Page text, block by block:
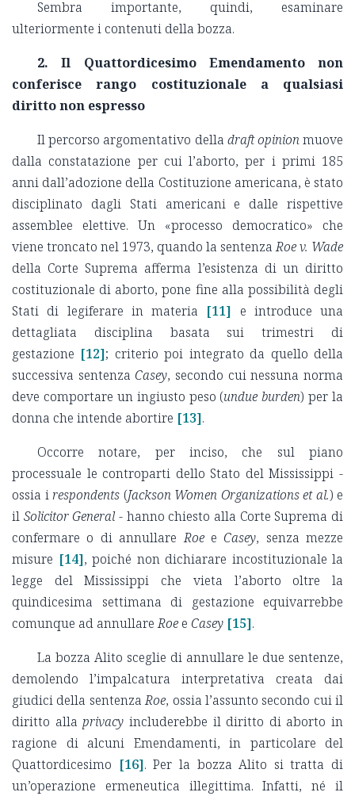
Sembra importante, quindi, esaminare
ulteriormente i contenuti della bozza.
2.
Il Quattordicesimo Emendamento non
conferisce rango costituzionale a qualsiasi
diritto non espresso
Il percorso argomentativo della draft opinionmuove
dalla constatazione per cui l’aborto, per i primi 185
anni dall’adozione della Costituzione americana, è stato
disciplinato dagli Stati americani e dalle rispettive
assemblee elettive. Un «processo democratico» che
viene troncato nel 1973, quando la sentenzaRoe v. Wade
della Corte Suprema afferma l’esistenza di un diritto
costituzionale di aborto, pone fine alla possibilità degli
Stati di legiferare in materia [11] e introduce una
dettagliata disciplina basata sui trimestri di
gestazione [12]; criterio poi integrato da quello della
successiva sentenzaCasey, secondo cui nessuna norma
deve comportare un ingiusto peso (undue burden) per la
donna che intende abortire [13].
Occorre notare, per inciso, che sul piano
processuale le controparti dello Stato del Mississippi -
ossia irespondents (Jackson Women Organizations et al.) e
il Solicitor General- hanno chiesto alla Corte Suprema di
confermare o di annullareRoeeCasey, senza mezze
misure [14], poiché non dichiarare incostituzionale la
legge del Mississippi che vieta l’aborto oltre la
quindicesima settimana di gestazione equivarrebbe
comunque ad annullareRoe e Casey [15].
La bozza Alito sceglie di annullare le due sentenze,
demolendo l’impalcatura interpretativa creata dai
giudici della sentenzaRoe, ossia l’assunto secondo cui il
diritto allaprivacy includerebbe il diritto di aborto in
ragione di alcuni Emendamenti, in particolare del
Quattordicesimo [16]. Per la bozza Alito si tratta di
un’operazione ermeneutica illegittima. Infatti, né il